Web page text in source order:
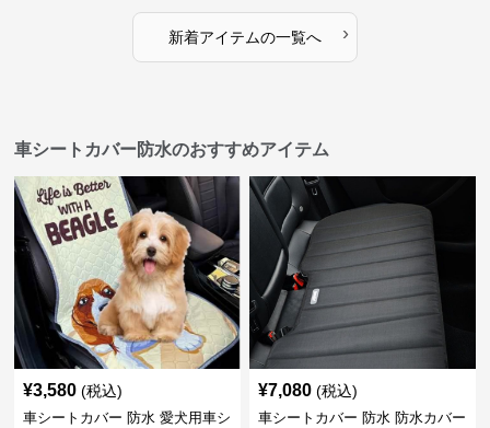
新着アイテムの一覧へ ›
車シートカバー防水のおすすめアイテム
¥3,580 (税込)
車シートカバー 防水 愛犬用車シ
¥7,080 (税込)
車シートカバー 防水 防水カバー